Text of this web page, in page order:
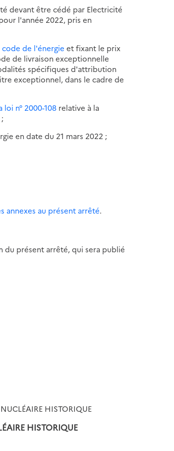
devant être cédé par Electricité
l'année 2022, pris en
code de l'énergie et fixant le prix
de livraison exceptionnelle
spécifiques d'attribution
exceptionnel, dans le cadre de
loi n° 2000-108 relative à la
en date du 21 mars 2022 ;
annexes au présent arrêté.
du présent arrêté, qui sera publié
HISTORIQUE
HISTORIQUE